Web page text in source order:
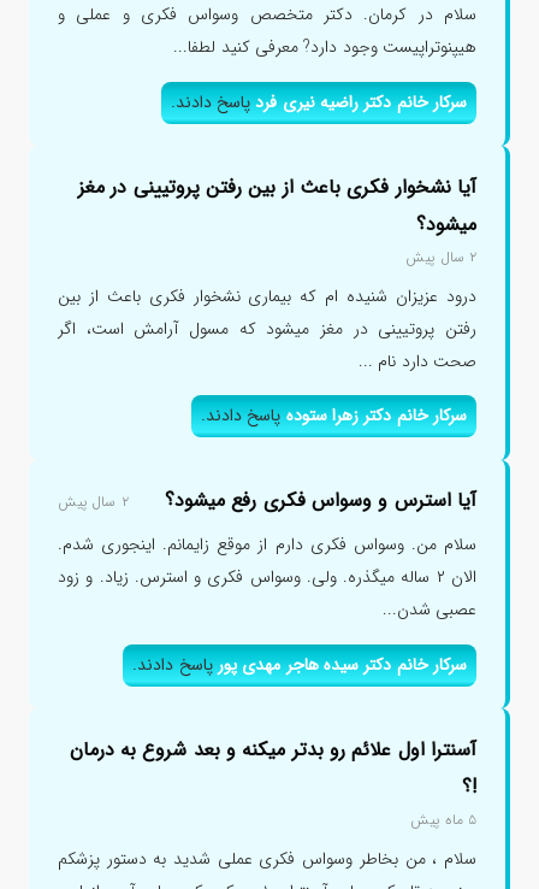
سلام در کرمان. دکتر متخصص وسواس فکری و عملی و
هیپنوتراپیست وجود دارد? معرفی کنید لطفا...
سرکار خانم دکتر راضیه نیری فردپاسخ دادند.
آیا نشخوار فکری باعث از بین رفتن پروتیینی در مغز
میشود؟
۲ سال پیش
درود عزیزان شنیده ام که بیماری نشخوار فکری باعث از بین
رفتن پروتیینی در مغز میشود که مسول آرامش است، اگر
صحت دارد نام ...
سرکار خانم دکتر زهرا ستودهپاسخ دادند.
آیا استرس و وسواس فکری رفع میشود؟ ۲ سال پیش
سلام من. وسواس فکری دارم از موقع زایمانم. اینجوری شدم.
الان ۲ ساله میگذره. ولی. وسواس فکری و استرس. زیاد. و زود
عصبی شدن...
سرکار خانم دکتر سیده هاجر مهدی پورپاسخ دادند.
آسنترا اول علائم رو بدتر میکنه و بعد شروع به درمان
!؟
۵ ماه پیش
سلام ، من بخاطر وسواس فکری عملی شدید به دستور پزشکم